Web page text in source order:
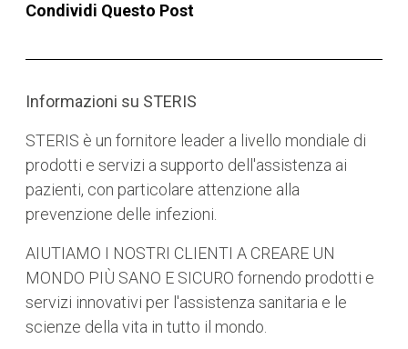
Condividi Questo Post
Informazioni su STERIS
STERIS è un fornitore leader a livello mondiale di
prodotti e servizi a supporto dell'assistenza ai
pazienti, con particolare attenzione alla
prevenzione delle infezioni.
AIUTIAMO I NOSTRI CLIENTI A CREARE UN
MONDO PIÙ SANO E SICURO fornendo prodotti e
servizi innovativi per l'assistenza sanitaria e le
scienze della vita in tutto il mondo.